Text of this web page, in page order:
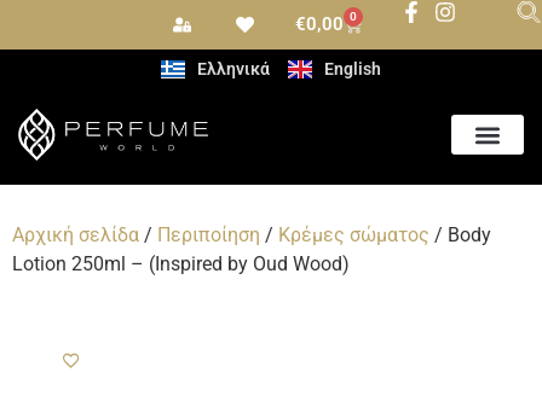
€0,00 0
Ελληνικά English
Αρχική σελίδα / Περιποίηση / Κρέμες σώματος / Body
Lotion 250ml – (Inspired by Oud Wood)